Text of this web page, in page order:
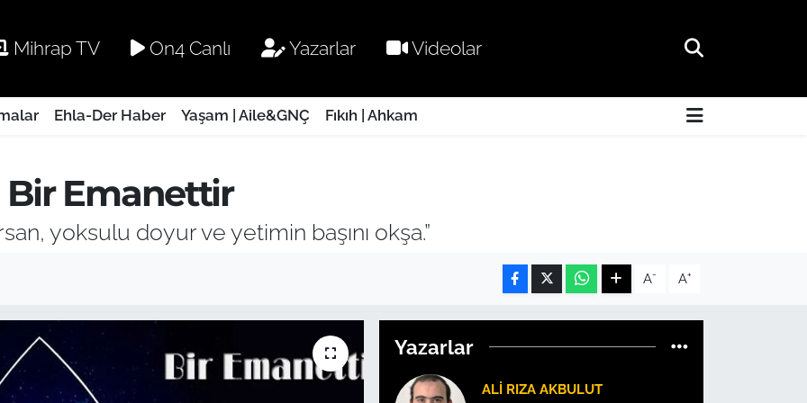
Mihrap TV On4 Canlı Yazarlar Videolar
Ehla-Der Haber Yaşam | Aile&GNÇ Fıkıh | Ahkam
Emanettir
yoksulu doyur ve yetimin başını okşa.”
A- A+
Yazarlar
ALI RIZA AKBULUT